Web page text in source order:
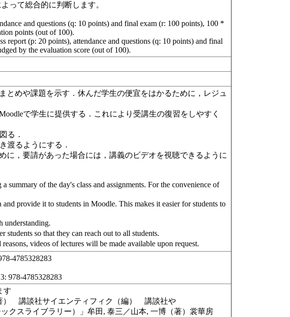
って総合的に判断します。
and questions (q: 10 points) and final exam (r: 100 points), 100 *
points (out of 100).
(p: 20 points), attendance and questions (q: 10 points) and final
by the evaluation score (out of 100).
とめや課題を示す．休んだ学生の便宜をはかるために，レジュ
で学生に提供する．これにより受講生の復習をしやすく
る．
渡るようにする．
に，要請があった場合には，講義のビデオを視聴できるように
summary of the day's class and assignments. For the convenience of
and provide it to students in Moodle. This makes it easier for students to
understanding.
students so that they can reach out to all students.
videos of lectures will be made available upon request.
4785328283
978-4785328283
す
） 講談社サイエンティフィク（編） 講談社や
クスライブラリー）」牟田, 泰三／山本, 一博（著）裳華房